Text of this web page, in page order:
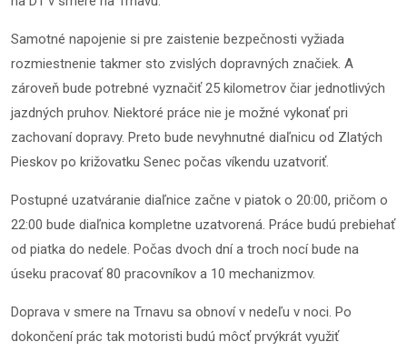
Samotné napojenie si pre zaistenie bezpečnosti vyžiada
rozmiestnenie takmer sto zvislých dopravných značiek. A
zároveň bude potrebné vyznačiť 25 kilometrov čiar jednotlivých
jazdných pruhov. Niektoré práce nie je možné vykonať pri
zachovaní dopravy. Preto bude nevyhnutné diaľnicu od Zlatých
Pieskov po križovatku Senec počas víkendu uzatvoriť.
Postupné uzatváranie diaľnice začne v piatok o 20:00, pričom o
22:00 bude diaľnica kompletne uzatvorená. Práce budú prebiehať
od piatka do nedele. Počas dvoch dní a troch nocí bude na
úseku pracovať 80 pracovníkov a 10 mechanizmov.
Doprava v smere na Trnavu sa obnoví v nedeľu v noci. Po
dokončení prác tak motoristi budú môcť prvýkrát využiť